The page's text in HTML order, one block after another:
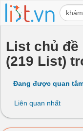
List chủ
(219 List)
Đang được quan
Liên quan nhất